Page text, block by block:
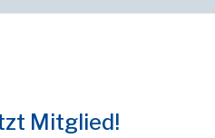
Mitglied!